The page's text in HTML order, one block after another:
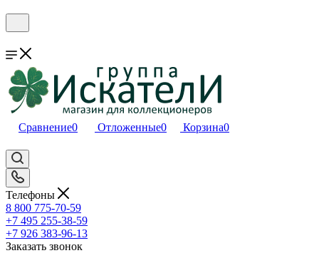
Сравнение0 Отложенные0 Корзина0
Телефоны
8 800 775-70-59
+7 495 255-38-59
+7 926 383-96-13
Заказать звонок